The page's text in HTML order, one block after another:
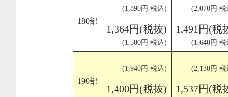
180部
(1,890円 税込)
1,364円(税抜)
(1,500円 税込)
(2,070円
1,491円(税
(1,640円
190部
(1,940円 税込)
1,400円(税抜)
(2,130円
1,537円(税